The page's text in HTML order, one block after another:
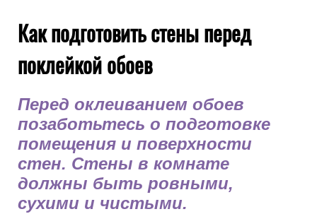
Как подготовить стены перед
поклейкой обоев
Перед оклеиванием обоев
позаботьтесь о подготовке
помещения и поверхности
стен. Стены в комнате
должны быть ровными,
сухими и чистыми.